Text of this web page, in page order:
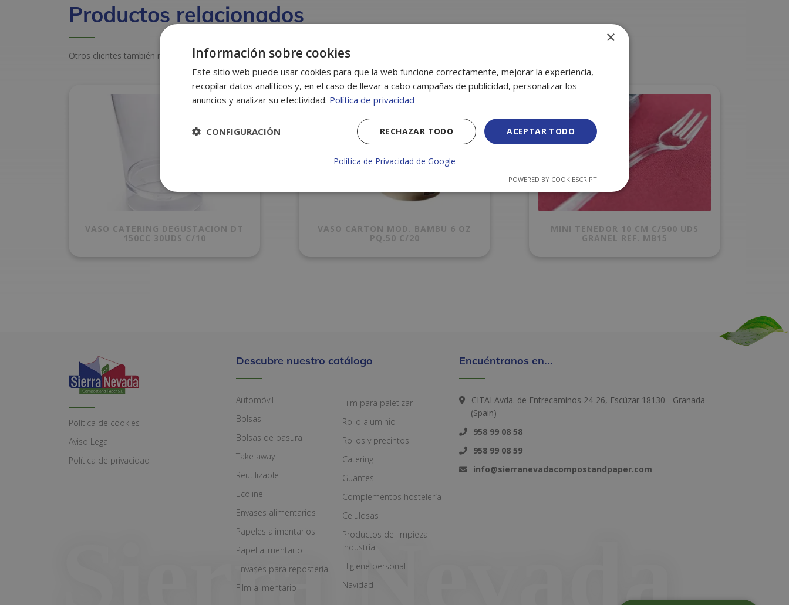
Productos relacionados
Otros clientes también miraron estos productos
VASO CATERING DEGUSTACION DT
150CC 30UDS C/10
VASO CARTON MOD. BAMBU 6 OZ
PQ.50 C/20
MINI TENEDOR 10 CM C/500 UDS
GRANEL REF. MB15
Política de cookies
Aviso Legal
Política de privacidad
Descubre nuestro catálogo
Automóvil
Bolsas
Bolsas de basura
Take away
Reutilizable
Ecoline
Envases alimentarios
Papeles alimentarios
Papel alimentario
Envases para repostería
Film alimentario
Film para paletizar
Rollo aluminio
Rollos y precintos
Catering
Guantes
Complementos hostelería
Celulosas
Productos de limpieza
Industrial
Higiene personal
Navidad
Encuéntranos en...
CITAI Avda. de Entrecaminos 24-26, Escúzar 18130 - Granada
(Spain)
958 99 08 58
958 99 08 59
info@sierranevadacompostandpaper.com
×
Información sobre cookies
Este sitio web puede usar cookies para que la web funcione correctamente, mejorar la experiencia,
recopilar datos analíticos y, en el caso de llevar a cabo campañas de publicidad, personalizar los
anuncios y analizar su efectividad. Política de privacidad
ACEPTAR TODO
RECHAZAR TODO
CONFIGURACIÓN
Política de Privacidad de Google
POWERED BY COOKIESCRIPT